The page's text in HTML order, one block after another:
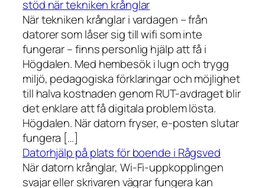
stöd när tekniken krånglar
När tekniken krånglar i vardagen – från
datorer som låser sig till wifi som inte
fungerar – finns personlig hjälp att få i
Högdalen. Med hembesök i lugn och trygg
miljö, pedagogiska förklaringar och möjlighet
till halva kostnaden genom RUT-avdraget blir
det enklare att få digitala problem lösta.
Högdalen. När datorn fryser, e-posten slutar
fungera […]
Datorhjälp på plats för boende i Rågsved
När datorn krånglar, Wi-Fi-uppkopplingen
svajar eller skrivaren vägrar fungera kan